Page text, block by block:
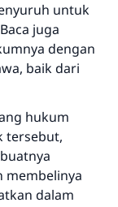
untuk
juga
dengan
baik dari
hukum
tersebut,
membelinya
dalam